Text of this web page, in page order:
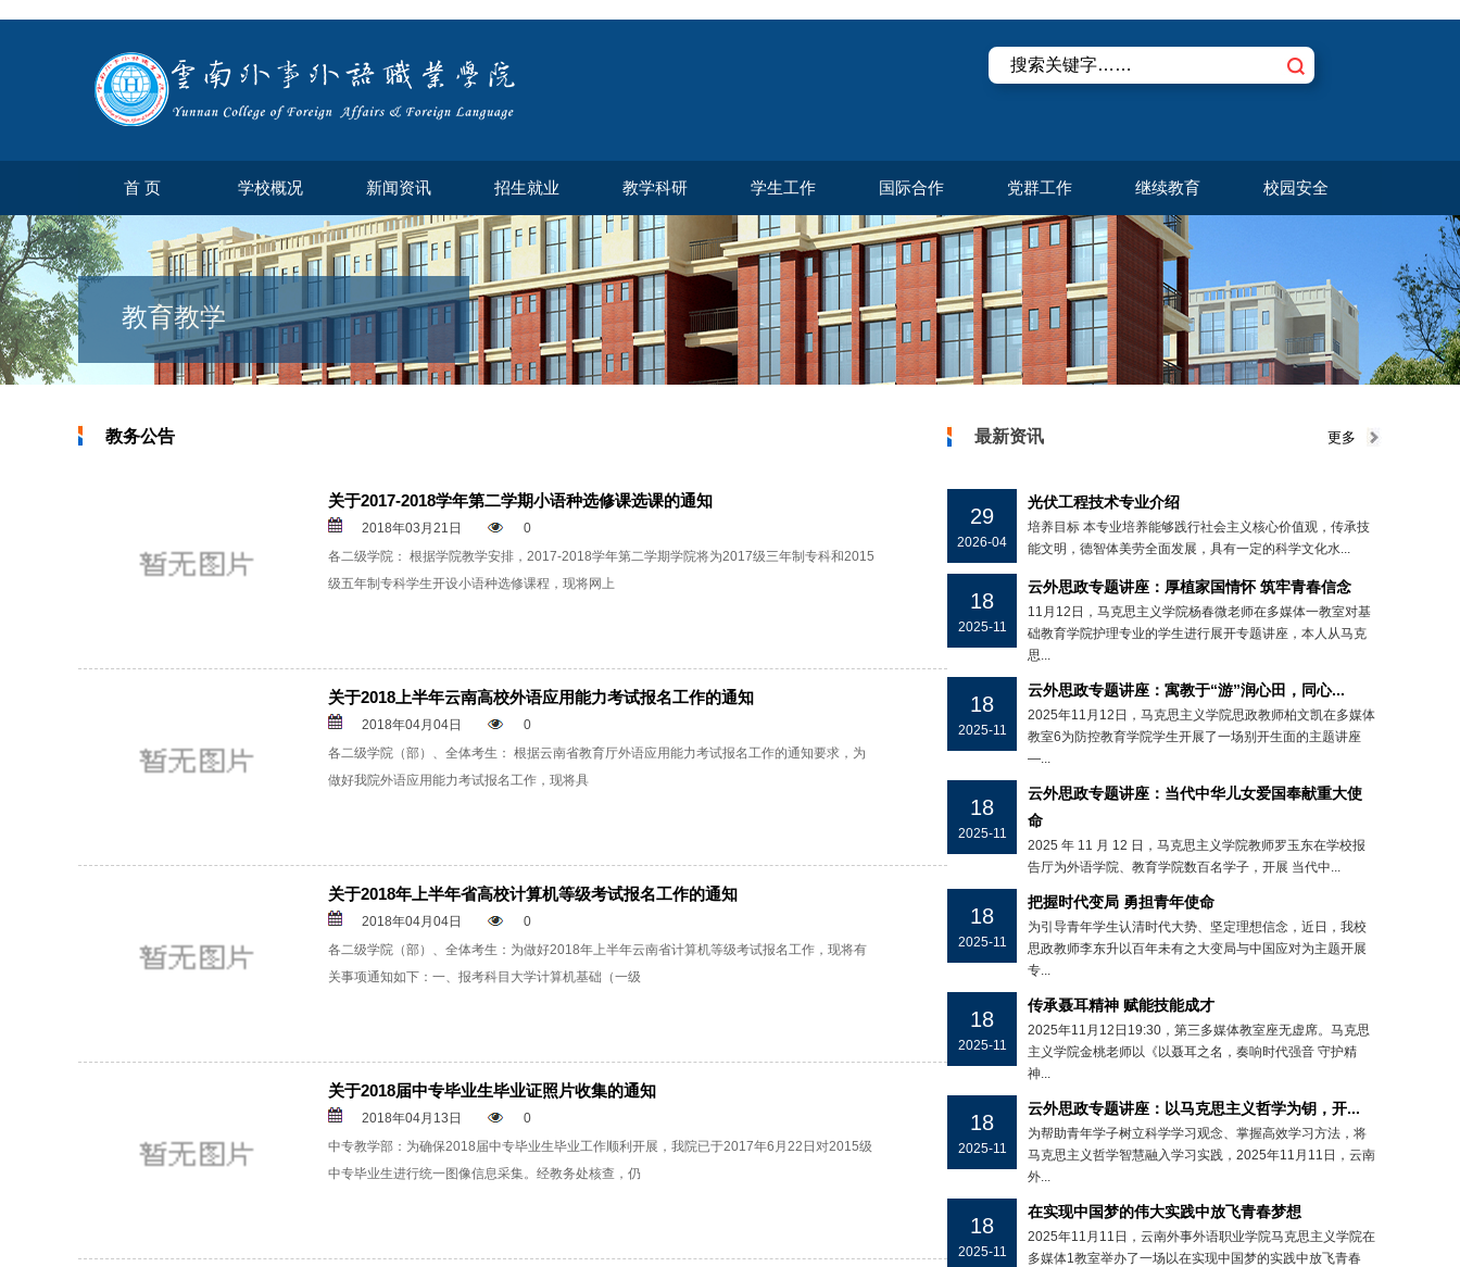
首 页 学校概况 新闻资讯 招生就业 教学科研 学生工作 国际合作 党群工作 继续教育 校园安全
教育教学
教务公告
关于2017-2018学年第二学期小语种选修课选课的通知
2018年03月21日
0
各二级学院： 根据学院教学安排，2017-2018学年第二学期学院将为2017级三年制专科和2015
级五年制专科学生开设小语种选修课程，现将网上
关于2018上半年云南高校外语应用能力考试报名工作的通知
2018年04月04日
0
各二级学院（部）、全体考生： 根据云南省教育厅外语应用能力考试报名工作的通知要求，为
做好我院外语应用能力考试报名工作，现将具
关于2018年上半年省高校计算机等级考试报名工作的通知
2018年04月04日
0
各二级学院（部）、全体考生：为做好2018年上半年云南省计算机等级考试报名工作，现将有
关事项通知如下：一、报考科目大学计算机基础（一级
关于2018届中专毕业生毕业证照片收集的通知
2018年04月13日
0
中专教学部：为确保2018届中专毕业生毕业工作顺利开展，我院已于2017年6月22日对2015级
中专毕业生进行统一图像信息采集。经教务处核查，仍
最新资讯 更多
29
2026-04
光伏工程技术专业介绍
培养目标 本专业培养能够践行社会主义核心价值观，传承技
能文明，德智体美劳全面发展，具有一定的科学文化水...
18
2025-11
云外思政专题讲座：厚植家国情怀 筑牢青春信念
11月12日，马克思主义学院杨春微老师在多媒体一教室对基
础教育学院护理专业的学生进行展开专题讲座，本人从马克
思...
18
2025-11
云外思政专题讲座：寓教于“游”润心田，同心...
2025年11月12日，马克思主义学院思政教师柏文凯在多媒体
教室6为防控教育学院学生开展了一场别开生面的主题讲座
—...
18
2025-11
云外思政专题讲座：当代中华儿女爱国奉献重大使
命
2025 年 11 月 12 日，马克思主义学院教师罗玉东在学校报
告厅为外语学院、教育学院数百名学子，开展 当代中...
18
2025-11
把握时代变局 勇担青年使命
为引导青年学生认清时代大势、坚定理想信念，近日，我校
思政教师李东升以百年未有之大变局与中国应对为主题开展
专...
18
2025-11
传承聂耳精神 赋能技能成才
2025年11月12日19:30，第三多媒体教室座无虚席。马克思
主义学院金桃老师以《以聂耳之名，奏响时代强音 守护精
神...
18
2025-11
云外思政专题讲座：以马克思主义哲学为钥，开...
为帮助青年学子树立科学学习观念、掌握高效学习方法，将
马克思主义哲学智慧融入学习实践，2025年11月11日，云南
外...
18
2025-11
在实现中国梦的伟大实践中放飞青春梦想
2025年11月11日，云南外事外语职业学院马克思主义学院在
多媒体1教室举办了一场以在实现中国梦的实践中放飞青春